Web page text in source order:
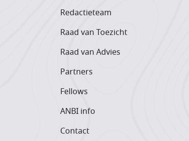
Redactieteam
Raad van Toezicht
Raad van Advies
Partners
Fellows
ANBI info
Contact